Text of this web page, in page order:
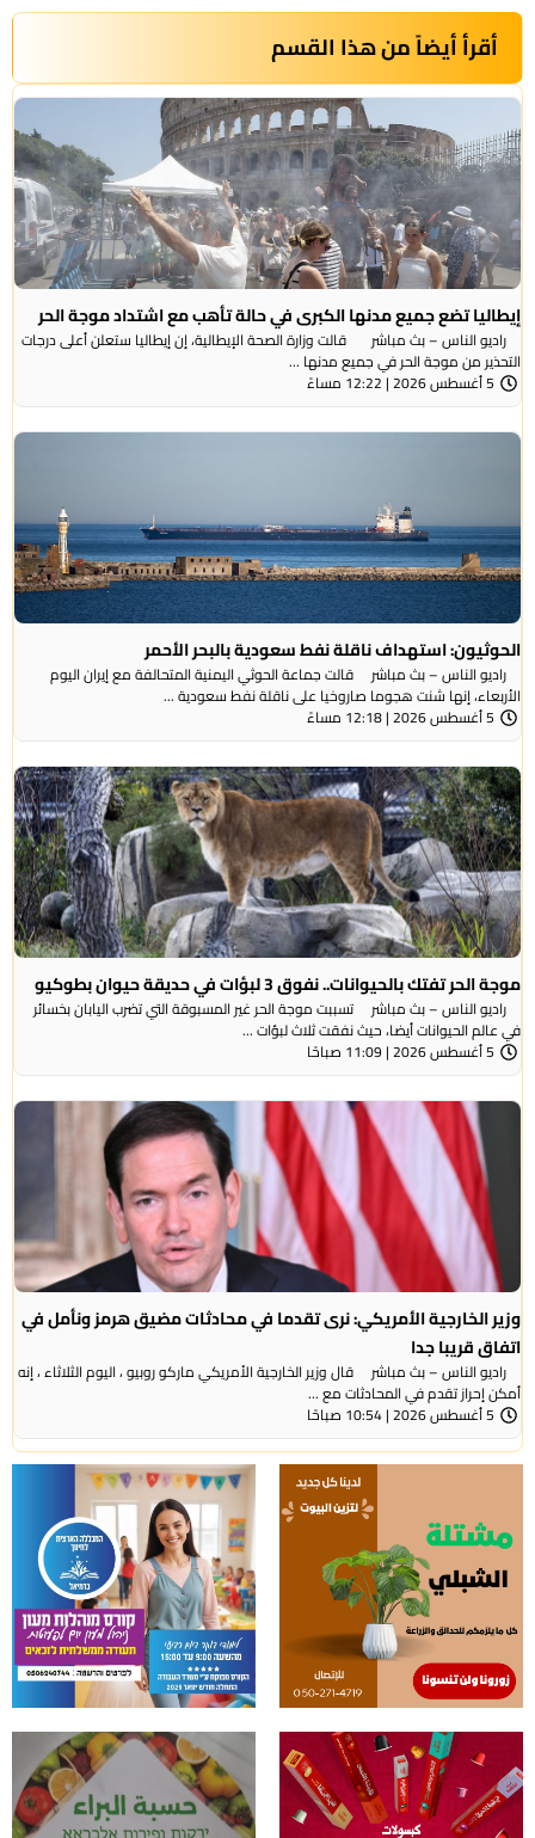
أقرأ أيضاً من هذا القسم
إيطاليا تضع جميع مدنها الكبرى في حالة تأهب مع اشتداد موجة الحر
راديو الناس – بث مباشر قالت وزارة الصحة الإيطالية، إن إيطاليا ستعلن أعلى درجات
التحذير من موجة ​الحر في جميع مدنها ...
5 أغسطس 2026 | 12:22 مساءً
الحوثيون: استهداف ناقلة نفط سعودية بالبحر الأحمر
راديو الناس – بث مباشر قالت جماعة الحوثي ​اليمنية المتحالفة ​مع إيران اليوم
الأربعاء، ⁠إنها شنت ​هجوما صاروخيا على ​ناقلة نفط سعودية ...
5 أغسطس 2026 | 12:18 مساءً
موجة الحر تفتك بالحيوانات.. نفوق 3 لبؤات في حديقة حيوان بطوكيو
راديو الناس – بث مباشر تسببت موجة الحر غير المسبوقة التي تضرب اليابان بخسائر
في عالم الحيوانات أيضا، حيث نفقت ثلاث لبؤات ...
5 أغسطس 2026 | 11:09 صباحًا
وزير الخارجية الأمريكي: نرى تقدما في محادثات مضيق هرمز ونأمل في
اتفاق قريبا جدا
راديو الناس – بث مباشر قال وزير الخارجية الأمريكي ماركو روبيو ، اليوم الثلاثاء ، إنه
أمكن إحراز تقدم في المحادثات مع ...
5 أغسطس 2026 | 10:54 صباحًا